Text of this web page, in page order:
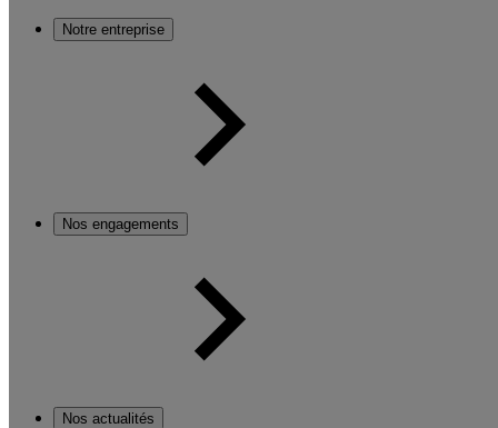
Notre entreprise
Nos engagements
Nos actualités